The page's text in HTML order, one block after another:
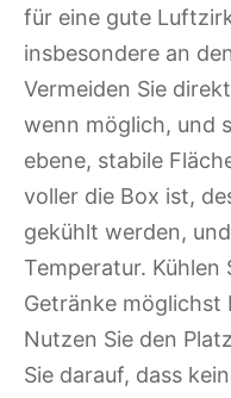
für eine gute
insbesondere an
Vermeiden Sie
wenn möglich, und
ebene, stabile
voller die Box ist,
gekühlt werden,
Temperatur. Kühlen
Getränke
Nutzen Sie den
Sie darauf, dass